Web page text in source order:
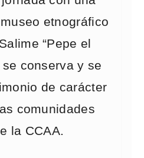
etnográfico
“Pepe el
conserva y se
de carácter
comunidades
la CCAA.